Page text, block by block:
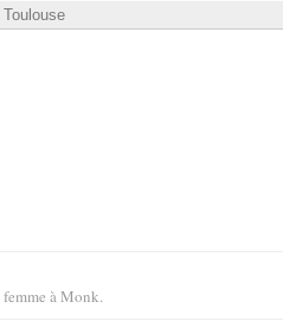
Toulouse
àMonk.